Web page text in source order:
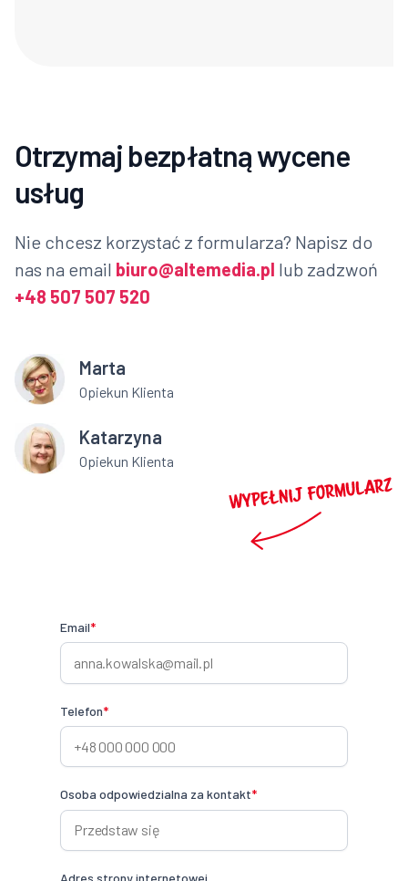
Otrzymaj bezpłatną wycene
usług
Nie chcesz korzystać z formularza? Napisz do
nas na email biuro@altemedia.pl lub zadzwoń
+48 507 507 520
Marta
Opiekun Klienta
Katarzyna
Opiekun Klienta
Email*
Telefon*
Osoba odpowiedzialna za kontakt*
Adres strony internetowej